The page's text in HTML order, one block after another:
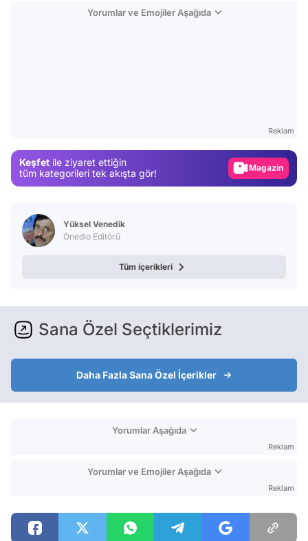
Yorumlar ve Emojiler Aşağıda
Reklam
Keşfet ile ziyaret ettiğin
tüm kategorileri tek akışta gör!
Magazin
Video
Yüksel Venedik
Onedio Editörü
Tüm içerikleri
Sana Özel Seçtiklerimiz
Daha Fazla Sana Özel İçerikler
Yorumlar Aşağıda
Reklam
Yorumlar ve Emojiler Aşağıda
Reklam